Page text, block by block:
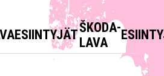
ESIINTYJÄTŠKODA-
LAVA